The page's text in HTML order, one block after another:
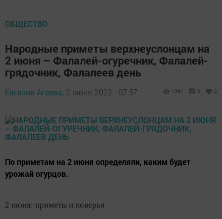
ОБЩЕСТВО
Народные приметы верхнеуслонцам на
2 июня – Фалалей-огуречник, Фалалей-
грядочник, Фалалеев день
Евгения Агеева, 2 июня 2022 - 07:57 1391 0 0
По приметам на 2 июня определяли, каким будет
урожай огурцов.
2 июня: приметы и поверья